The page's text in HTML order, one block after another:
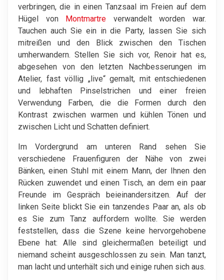
verbringen, die in einen Tanzsaal im Freien auf dem
Hügel von Montmartre verwandelt worden war.
Tauchen auch Sie ein in die Party, lassen Sie sich
mitreißen und den Blick zwischen den Tischen
umherwandern. Stellen Sie sich vor, Renoir hat es,
abgesehen von den letzten Nachbesserungen im
Atelier, fast völlig „live“ gemalt, mit entschiedenen
und lebhaften Pinselstrichen und einer freien
Verwendung Farben, die die Formen durch den
Kontrast zwischen warmen und kühlen Tönen und
zwischen Licht und Schatten definiert.
Im Vordergrund am unteren Rand sehen Sie
verschiedene Frauenfiguren der Nähe von zwei
Bänken, einen Stuhl mit einem Mann, der Ihnen den
Rücken zuwendet und einen Tisch, an dem ein paar
Freunde im Gespräch beieinandersitzen. Auf der
linken Seite blickt Sie ein tanzendes Paar an, als ob
es Sie zum Tanz auffordern wollte. Sie werden
feststellen, dass die Szene keine hervorgehobene
Ebene hat: Alle sind gleichermaßen beteiligt und
niemand scheint ausgeschlossen zu sein. Man tanzt,
man lacht und unterhält sich und einige ruhen sich aus.